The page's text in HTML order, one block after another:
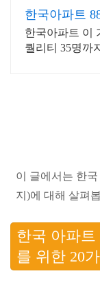
한국아파트 88켄터키치킨 쉽고
빠른 네이버
한국아파트 이
퀄리티 35명까
이 글에서는 한
지)에 대해 살펴
한국 아파
를 위한 20